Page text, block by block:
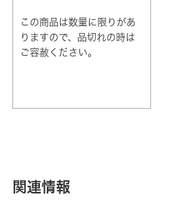
この商品は数量に限りがあ
りますので、品切れの時は
ご容赦ください。
関連情報